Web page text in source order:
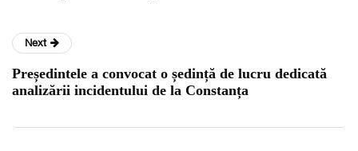
Next
Președintele a convocat o ședință de lucru dedicată
analizării incidentului de la Constanța